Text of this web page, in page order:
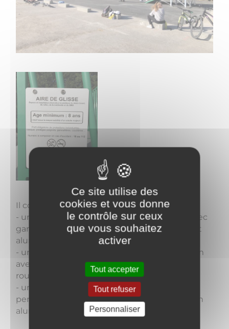
Il comprend :
- un lanceur PANTUS droit hauteur 110 cm avec
garde-corps barreaudé et piste de roulement
aluminium
- un lanceur QUARTER courbe hauteur 110 cm
avec garde-corps barreaudé et piste de
roulement aluminium
- une table de saut hauteur 60 cm, 2 côtés, 2
pentes, 2 courbes avec piste de roulement en
aluminium
Ce site utilise des
cookies et vous donne
le contrôle sur ceux
que vous souhaitez
activer
Tout accepter
Tout refuser
Personnaliser